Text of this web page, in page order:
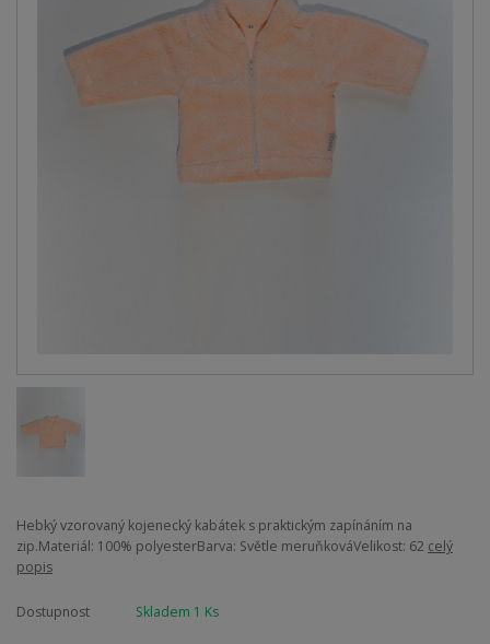
Hebký vzorovaný kojenecký kabátek s praktickým zapínáním na
zip.Materiál: 100% polyesterBarva: Světle meruňkováVelikost: 62 celý
popis
Dostupnost Skladem 1 Ks